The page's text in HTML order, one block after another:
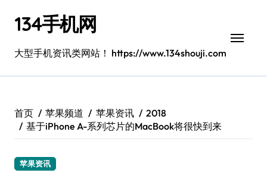
134手机网
大型手机资讯类网站！ https://www.134shouji.com
首页 苹果频道 苹果资讯
2018
基于iPhone A-系列芯片的MacBook将很快到来
苹果资讯